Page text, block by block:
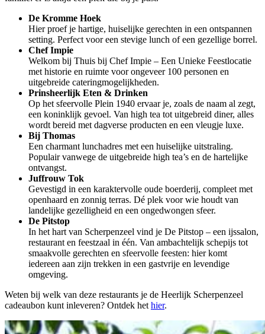
De Kromme Hoek
Hier proef je hartige, huiselijke gerechten in een ontspannen
setting. Perfect voor een stevige lunch of een gezellige borrel.
Chef Impie
Welkom bij Thuis bij Chef Impie – Een Unieke Feestlocatie
met historie en ruimte voor ongeveer 100 personen en
uitgebreide cateringmogelijkheden.
Prinsheerlijk Eten & Drinken
Op het sfeervolle Plein 1940 ervaar je, zoals de naam al zegt,
een koninklijk gevoel. Van high tea tot uitgebreid diner, alles
wordt bereid met dagverse producten en een vleugje luxe.
Bij Thomas
Een charmant lunchadres met een huiselijke uitstraling.
Populair vanwege de uitgebreide high tea’s en de hartelijke
ontvangst.
Juffrouw Tok
Gevestigd in een karaktervolle oude boerderij, compleet met
openhaard en zonnig terras. Dé plek voor wie houdt van
landelijke gezelligheid en een ongedwongen sfeer.
De Pitstop
In het hart van Scherpenzeel vind je De Pitstop – een ijssalon,
restaurant en feestzaal in één. Van ambachtelijk schepijs tot
smaakvolle gerechten en sfeervolle feesten: hier komt
iedereen aan zijn trekken in een gastvrije en levendige
omgeving.
Weten bij welk van deze restaurants je de Heerlijk Scherpenzeel
cadeaubon kunt inleveren? Ontdek hethier.